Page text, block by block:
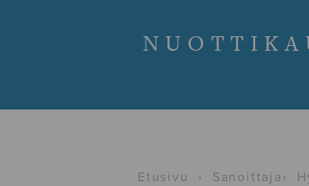
Etusivu › Sanoittaja ›